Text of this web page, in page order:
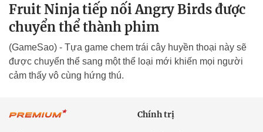
Fruit Ninja tiếp nối Angry Birds được
chuyển thể thành phim
(GameSao) - Tựa game chem trái cây huyền thoại này sẽ
được chuyển thể sang một thể loại mới khiến mọi người
cảm thấy vô cùng hứng thú.
Chính trị